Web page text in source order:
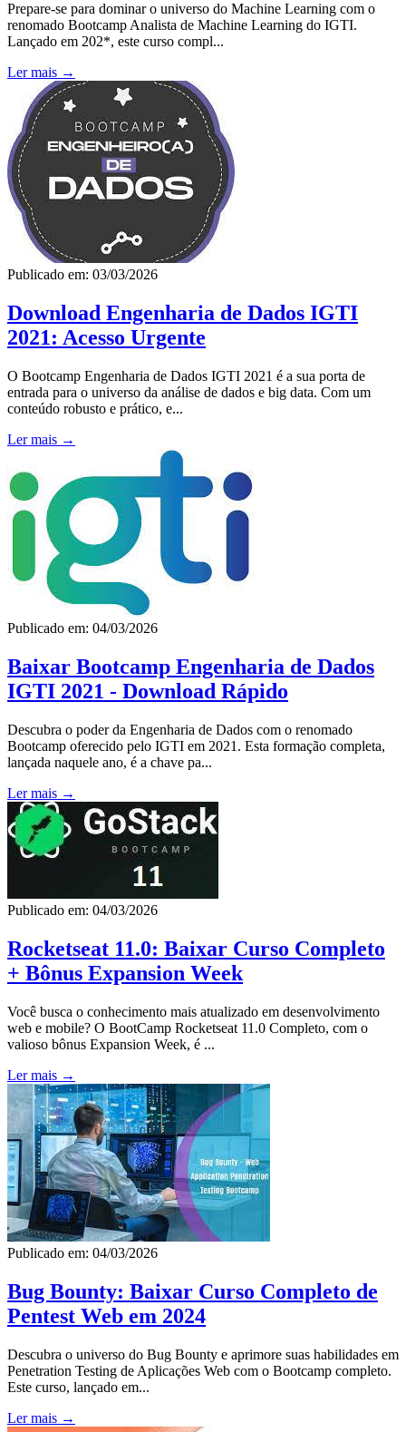
Prepare-se para dominar o universo do Machine Learning com o
renomado Bootcamp Analista de Machine Learning do IGTI.
Lançado em 202*, este curso compl...
Ler mais →
Publicado em: 03/03/2026
Download Engenharia de Dados IGTI
2021: Acesso Urgente
O Bootcamp Engenharia de Dados IGTI 2021 é a sua porta de
entrada para o universo da análise de dados e big data. Com um
conteúdo robusto e prático, e...
Ler mais →
Publicado em: 04/03/2026
Baixar Bootcamp Engenharia de Dados
IGTI 2021 - Download Rápido
Descubra o poder da Engenharia de Dados com o renomado
Bootcamp oferecido pelo IGTI em 2021. Esta formação completa,
lançada naquele ano, é a chave pa...
Ler mais →
Publicado em: 04/03/2026
Rocketseat 11.0: Baixar Curso Completo
+ Bônus Expansion Week
Você busca o conhecimento mais atualizado em desenvolvimento
web e mobile? O BootCamp Rocketseat 11.0 Completo, com o
valioso bônus Expansion Week, é ...
Ler mais →
Publicado em: 04/03/2026
Bug Bounty: Baixar Curso Completo de
Pentest Web em 2024
Descubra o universo do Bug Bounty e aprimore suas habilidades em
Penetration Testing de Aplicações Web com o Bootcamp completo.
Este curso, lançado em...
Ler mais →